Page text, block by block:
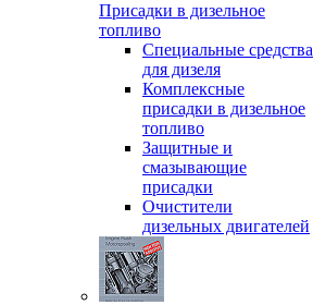
Присадки в дизельное
топливо
Спeциальные средства
для дизеля
Комплексные
присадки в дизельное
топливо
Защитные и
смазывающие
присадки
Очистители
дизельных двигателей